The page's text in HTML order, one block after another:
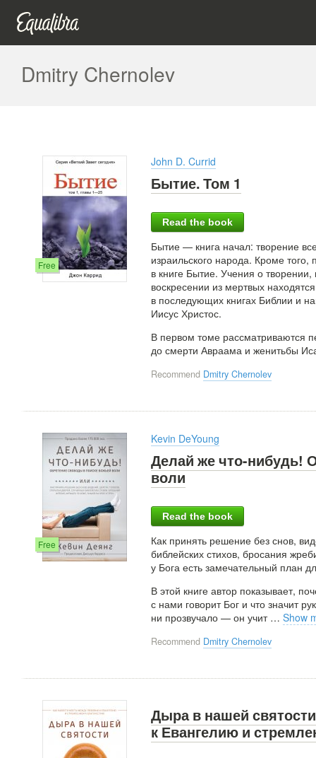
Dmitry Chernolev
Free
John D. Currid
Бытие. Том 1
Read the book
Бытие — книга начал: творение
израильского народа. Кроме
в книге Бытие. Учения о
воскресении из мертвых
в последующих книгах Библии и
Иисус Христос.
В первом томе рассматриваются
до смерти Авраама и женитьбы
Recommend Dmitry Chernolev
Free
Kevin DeYoung
Делай же что-нибудь!
воли
Read the book
Как принять решение без снов,
библейских стихов, бросания
у Бога есть замечательный план
В этой книге автор показывает,
с нами говорит Бог и что значит
ни прозвучало — он учит… Show
Recommend Dmitry Chernolev
Дыра в нашей
к Евангелию и